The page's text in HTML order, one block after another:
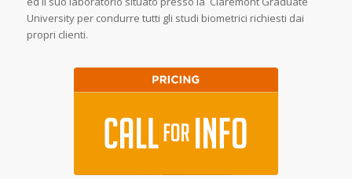
University per condurre tutti gli studi biometrici richiesti dai
propri clienti.